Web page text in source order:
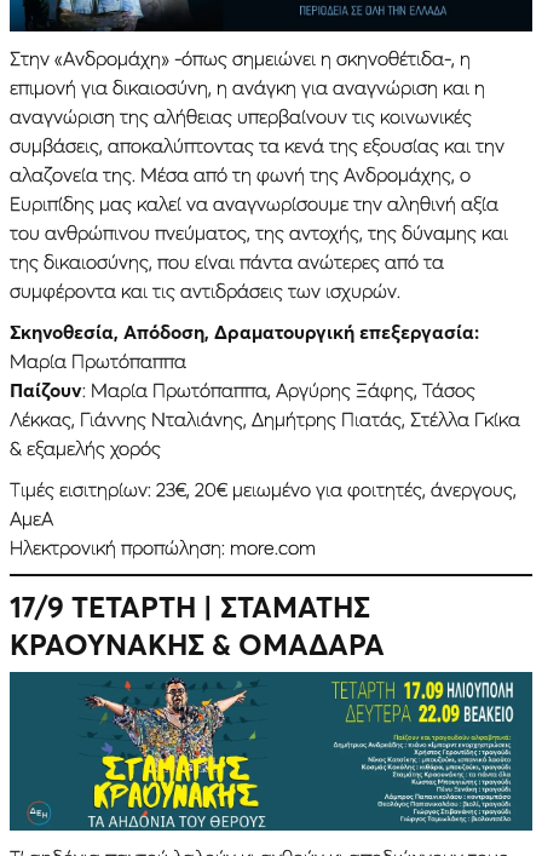
Στην «Ανδρομάχη» -όπως σημειώνει η σκηνοθέτιδα-, η
επιμονή για δικαιοσύνη, η ανάγκη για αναγνώριση και η
αναγνώριση της αλήθειας υπερβαίνουν τις κοινωνικές
συμβάσεις, αποκαλύπτοντας τα κενά της εξουσίας και την
αλαζονεία της. Μέσα από τη φωνή της Ανδρομάχης, ο
Ευριπίδης μας καλεί να αναγνωρίσουμε την αληθινή αξία
του ανθρώπινου πνεύματος, της αντοχής, της δύναμης και
της δικαιοσύνης, που είναι πάντα ανώτερες από τα
συμφέροντα και τις αντιδράσεις των ισχυρών.
Σκηνοθεσία, Απόδοση, Δραματουργική επεξεργασία:
Μαρία Πρωτόπαππα
Παίζουν: Μαρία Πρωτόπαππα, Αργύρης Ξάφης, Τάσος
Λέκκας, Γιάννης Νταλιάνης, Δημήτρης Πιατάς, Στέλλα Γκίκα
& εξαμελής χορός
Τιμές εισιτηρίων: 23€, 20€ μειωμένο για φοιτητές, άνεργους,
ΑμεΑ
Ηλεκτρονική προπώληση: more.com
17/9 ΤΕΤΑΡΤΗ | ΣΤΑΜΑΤΗΣ
ΚΡΑΟΥΝΑΚΗΣ & ΟΜΑΔΑΡΑ